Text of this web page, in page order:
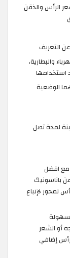
الرأس والذقن
التعريف
والبطارية،
استخدامها
الوضعية
لمدة تصل
مع افضل
باناسونيك
تمحور لإتباع
أو الشعر
إضافي